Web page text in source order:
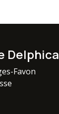
Delphica
Favon